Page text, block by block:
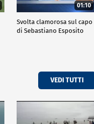
01:10
Svolta clamorosa sul capo
di Sebastiano Esposito
VEDI TUTTI